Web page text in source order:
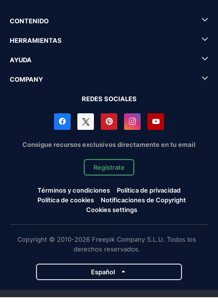
CONTENIDO
HERRAMIENTAS
AYUDA
COMPANY
REDES SOCIALES
Consigue recursos exclusivos directamente en tu email
Regístrate
Términos y condiciones
Política de privacidad
Política de cookies
Notificaciones de Copyright
Cookies settings
Copyright © 2010-2026 Freepik Company S.L.U. Todos los
derechos reservados.
Español